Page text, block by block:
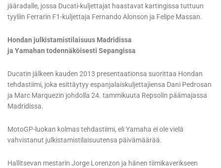
jääradalle, jossa Ducati-kuljettajat haastavat kartingissa tuttuun
tyyliin Ferrarin F1-kuljettaja Fernando Alonson ja Felipe Massan.
Hondan julkistamistilaisuus Madridissa
ja Yamahan todennäköisesti Sepangissa
Ducatin jälkeen kauden 2013 presentaationsa suorittaa Hondan
tehdastiimi, joka esittäytyy espanjalaiskuljettajiensa Dani Pedrosan
ja Marc Marquezin johdolla 24. tammikuuta Repsolin päämajassa
Madridissa.
MotoGP-luokan kolmas tehdastiimi, eli Yamaha ei ole vielä
vahvistanut julkistamistilaisuutensa päivämäärää.
Hallitsevan mestarin Jorge Lorenzon ja hänen tiimikaverikseen